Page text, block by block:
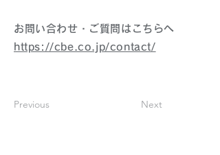
お問い合わせ・ご質問はこちらへ
https://cbe.co.jp/contact/
Previous Next